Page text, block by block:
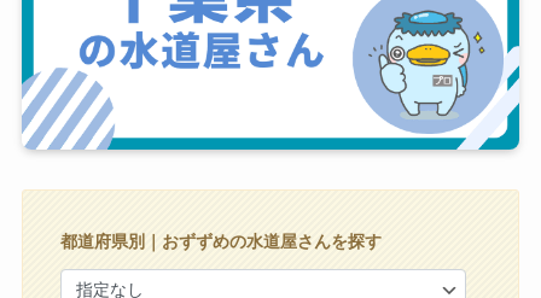
都道府県別｜おずずめの水道屋さんを探す